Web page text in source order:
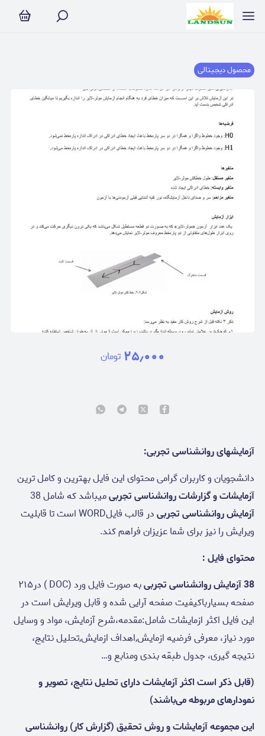
محصول دیجیتالی
۲۵٫۰۰۰ تومان
آزمایشهای روانشناسی تجربی:
دانشجویان و کاربران گرامی محتوای این فایل بهترین و کامل ترین
آزمایشات و گزارشات روانشناسی تجربیمیباشد که شامل 38
آزمایشروانشناسی تجربی
در قالب فایلWORD است تا قابلیت
ویرایش را نیز برای شما عزیزان فراهم کند.
محتوای فایل :
38 آزمایش روانشناسی تجربی
به صورت فایل ورد (DOC ) در۲۱۵
صفحه بسیارباکیفیت صفحه آرایی شده و قابل ویرایش است در
این فایل اکثر ازمایشات شامل:مقدمه،شرح آزمایش، مواد و وسایل
مورد نیاز، معرفی فرضیه ازمایش,اهداف ازمایش,تحلیل نتایج،
نتیجه گیری، جدول طبقه بندی ومنابع و…
(قابل ذکر است اکثر آزمایشات دارای تحلیل نتایج، تصویر و
نمودارهای مربوطه می‌باشند)
این مجموعه آزمایشات و روش تحقیق (گزارش کار) روانشناسی